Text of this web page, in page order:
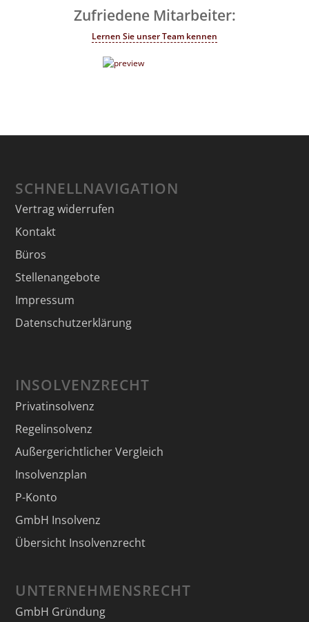
Zufriedene Mitarbeiter:
Lernen Sie unser Team kennen
SCHNELLNAVIGATION
Vertrag widerrufen
Kontakt
Büros
Stellenangebote
Impressum
Datenschutzerklärung
INSOLVENZRECHT
Privatinsolvenz
Regelinsolvenz
Außergerichtlicher Vergleich
Insolvenzplan
P-Konto
GmbH Insolvenz
Übersicht Insolvenzrecht
UNTERNEHMENSRECHT
GmbH Gründung